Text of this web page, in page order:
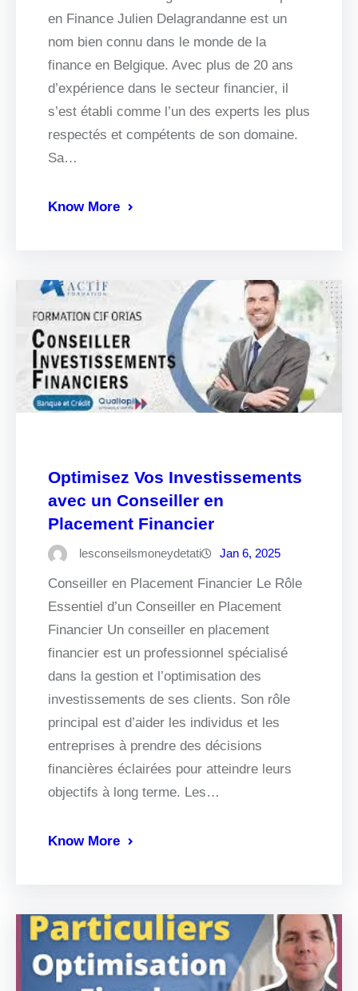
en Finance Julien Delagrandanne est un
nom bien connu dans le monde de la
finance en Belgique. Avec plus de 20 ans
d’expérience dans le secteur financier, il
s’est établi comme l’un des experts les plus
respectés et compétents de son domaine.
Sa…
Know More
Optimisez Vos Investissements
avec un Conseiller en
Placement Financier
lesconseilsmoneydetati Jan 6, 2025
Conseiller en Placement Financier Le Rôle
Essentiel d’un Conseiller en Placement
Financier Un conseiller en placement
financier est un professionnel spécialisé
dans la gestion et l’optimisation des
investissements de ses clients. Son rôle
principal est d’aider les individus et les
entreprises à prendre des décisions
financières éclairées pour atteindre leurs
objectifs à long terme. Les…
Know More